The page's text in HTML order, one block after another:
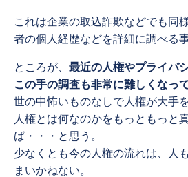
これは企業の取込詐欺などでも同
者の個人経歴などを詳細に調べる
ところが、 最近の人権やプライバ
この手の調査も非常に難しくなっ
世の中怖いものなしで人権が大手
人権とは何なのかをもっともっと
ば・・・と思う。
少なくとも今の人権の流れは、人
まいかねない。